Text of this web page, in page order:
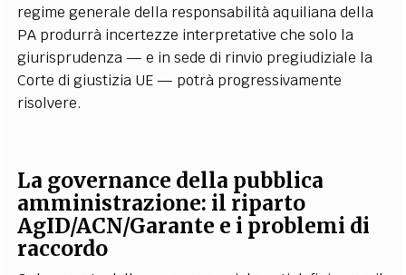
regime generale della responsabilità aquiliana della
PA produrrà incertezze interpretative che solo la
giurisprudenza — e in sede di rinvio pregiudiziale la
Corte di giustizia UE — potrà progressivamente
risolvere.
La governance della pubblica
amministrazione: il riparto
AgID/ACN/Garante e i problemi di
raccordo